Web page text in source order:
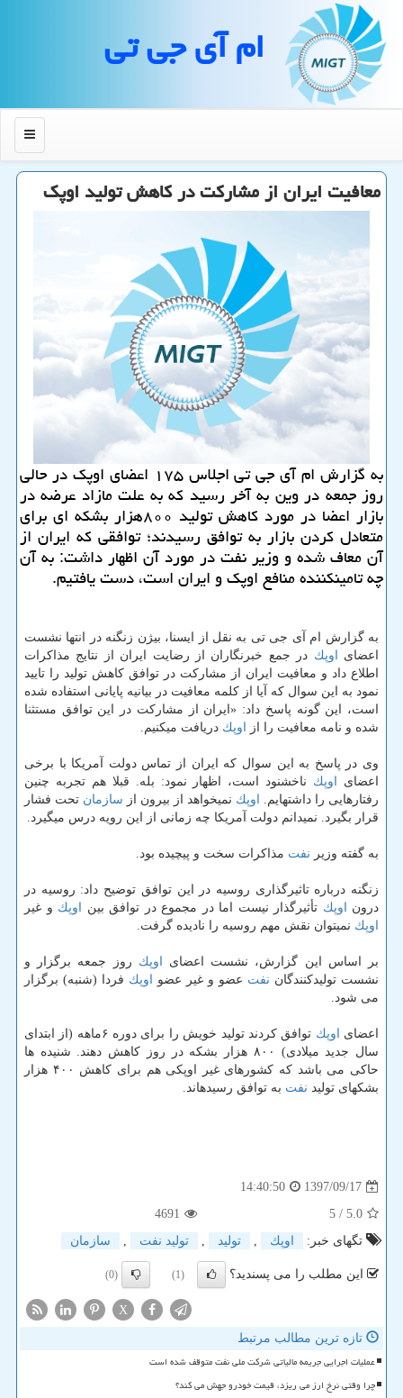
ام آی جی تی
منو
معافیت ایران از مشاركت در كاهش تولید اوپك
به گزارش ام آی جی تی اجلاس ۱۷۵ اعضای اوپك در حالی
روز جمعه در وین به آخر رسید كه به علت مازاد عرضه در
بازار اعضا در مورد كاهش تولید ۸۰۰هزار بشكه ای برای
متعادل كردن بازار به توافق رسیدند؛ توافقی كه ایران از
آن معاف شده و وزیر نفت در مورد آن اظهار داشت: به آن
چه تامین‎كننده منافع اوپك و ایران است، دست یافتیم.
به گزارش ام آی جی تی به نقل از ایسنا، بیژن زنگنه در انتها نشست
اعضای اوپك در جمع خبرنگاران از رضایت ایران از نتایج مذاكرات
اطلاع داد و معافیت ایران از مشاركت در توافق كاهش تولید را تایید
نمود به این سوال كه آیا از كلمه معافیت در بیانیه پایانی استفاده شده
است، این گونه پاسخ داد: «ایران از مشاركت در این توافق مستثنا
شده و نامه معافیت را از اوپك دریافت می‎كنیم.
وی در پاسخ به این سوال كه ایران از تماس دولت آمریكا با برخی
اعضای اوپك ناخشنود است، اظهار نمود: بله. قبلا هم تجربه چنین
رفتارهایی را داشته‎ایم.
اوپك نمی‎خواهد از بیرون از سازمان تحت فشار
قرار بگیرد. نمی‎دانم دولت آمریكا چه زمانی از این رویه درس می‎گیرد.
به گفته وزیر نفت مذاكرات سخت و پیچیده بود.
زنگنه درباره تاثیرگذاری روسیه در این توافق توضیح داد: روسیه در
درون اوپك تأثیرگذار نیست اما در مجموع در توافق بین اوپك و غیر
اوپك نمی‎توان نقش مهم روسیه را نادیده گرفت.
بر اساس این گزارش، نشست اعضای اوپك روز جمعه برگزار و
نشست تولیدكنندگان نفت عضو و غیر عضو اوپك فردا (شنبه) برگزار
می شود.
اعضای اوپك
توافق كردند تولید خویش را برای دوره ۶ماهه (از ابتدای
سال جدید میلادی) ۸۰۰ هزار بشكه در روز كاهش دهند. شنیده ها
حاكی می باشد كه كشورهای غیر اوپكی هم برای كاهش ۴۰۰ هزار
بشكه‎ای تولید
نفت به توافق رسیده‎اند.
1397/09/17
14:40:50
5.0
/ 5
4691
تگهای خبر:
اوپك , تولید , تولید نفت , سازمان
این مطلب را می پسندید؟ (1)
(0)
X
تازه ترین مطالب مرتبط
عملیات اجرایی جریمه مالیاتی شرکت ملی نفت متوقف شده است
چرا وقتی نرخ ارز می ریزد، قیمت خودرو جهش می کند؟